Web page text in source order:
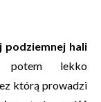
podziemnej hali
lekko
którą prowadzi